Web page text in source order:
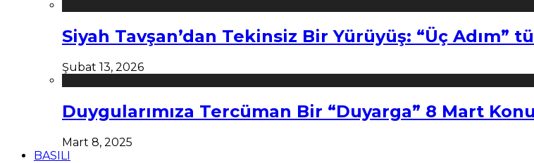
Siyah Tavşan’dan Tekinsiz Bir Yürüyüş: “Üç
Şubat 13, 2026
Duygularımıza Tercüman Bir “Duyarga” 8 Mart
Mart 8, 2025
BASILI